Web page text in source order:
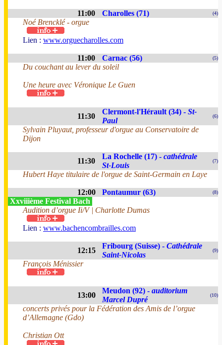
11:00 Charolles (71) (4)
Noé Brencklé - orgue
Lien : www.orguecharolles.com
11:00 Carnac (56) (5)
Du couchant au lever du soleil
Une heure avec Véronique Le Guen
11:30
Clermont-l'Hérault (34) - St-
Paul
(6)
Sylvain Pluyaut, professeur d'orgue au Conservatoire de
Dijon
11:30
La Rochelle (17) - cathédrale
St-Louis
(7)
Hubert Haye titulaire de l'orgue de Saint-Germain en Laye
12:00 Pontaumur (63) (8)
Xxviiième Festival Bach
Audition d’orgue Ii/V | Charlotte Dumas
Lien : www.bachencombrailles.com
12:15
Fribourg (Suisse) - Cathédrale
Saint-Nicolas
(9)
François Ménissier
13:00
Meudon (92) - auditorium
Marcel Dupré
(10)
concerts privés pour la Fédération des Amis de l’orgue
d’Allemagne (Gdo)
Christian Ott